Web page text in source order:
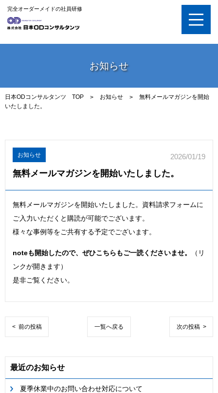
完全オーダーメイドの社員研修
お知らせ
日本ODコンサルタンツ TOP > お知らせ >
無料メールマガジンを開始
いたしました。
お知らせ 2026/01/19
無料メールマガジンを開始いたしました。
無料メールマガジンを開始いたしました。資料請求フォームに
ご入力いただくと購読が可能でございます。
様々な事例等をご共有する予定でございます。
noteも開始したので、ぜひこちらもご一読くださいませ。
（リ
ンクが開きます）
是非ご覧ください。
< 前の投稿 一覧へ戻る 次の投稿 >
最近のお知らせ
夏季休業中のお問い合わせ対応について